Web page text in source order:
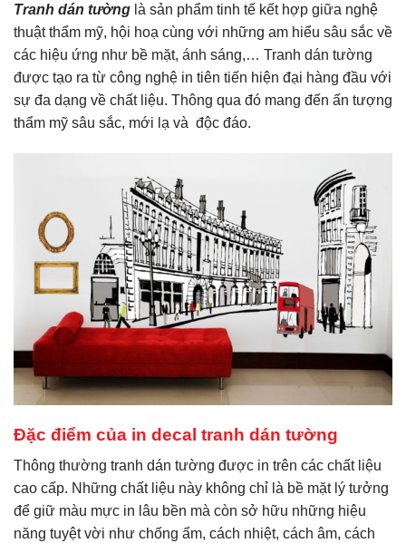
Tranh dán tường là sản phẩm tinh tế kết hợp giữa nghệ
thuật thẩm mỹ, hội hoạ cùng với những am hiểu sâu sắc về
các hiệu ứng như bề mặt, ánh sáng,… Tranh dán tường
được tạo ra từ công nghệ in tiên tiến hiện đại hàng đầu với
sự đa dạng về chất liệu. Thông qua đó mang đến ấn tượng
thẩm mỹ sâu sắc, mới lạ và độc đáo.
Đặc điểm của in decal tranh dán tường
Thông thường tranh dán tường được in trên các chất liệu
cao cấp. Những chất liệu này không chỉ là bề mặt lý tưởng
để giữ màu mực in lâu bền mà còn sở hữu những hiệu
năng tuyệt vời như chống ẩm, cách nhiệt, cách âm, cách